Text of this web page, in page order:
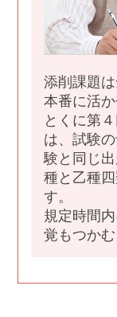
添削課題
本番に活
とくに第
は、試験
験と同じ
種と乙種
す。
規定時間
覚もつかむ